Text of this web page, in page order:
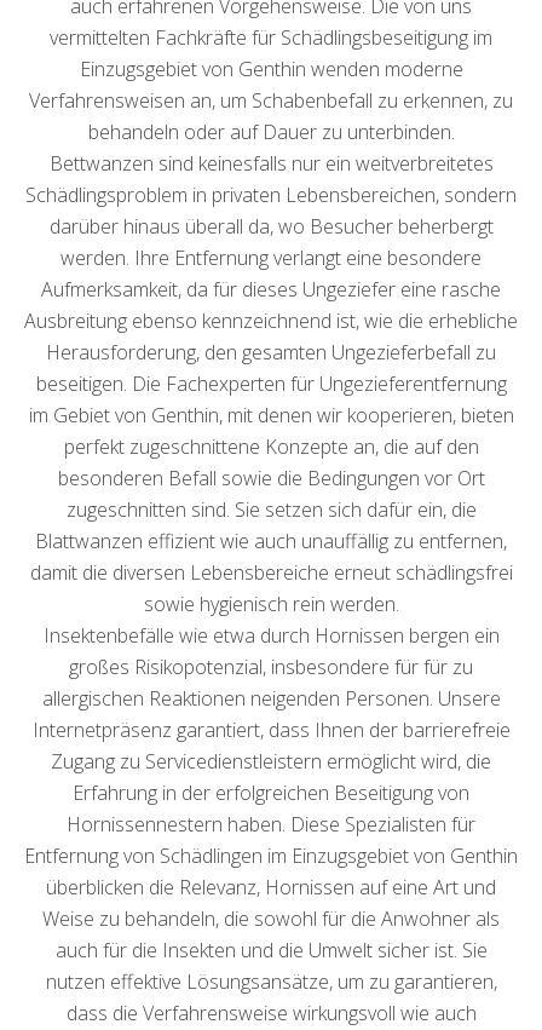
auch erfahrenen Vorgehensweise. Die von uns
vermittelten Fachkräfte für Schädlingsbeseitigung im
Einzugsgebiet von Genthin wenden moderne
Verfahrensweisen an, um Schabenbefall zu erkennen, zu
behandeln oder auf Dauer zu unterbinden.
Bettwanzen sind keinesfalls nur ein weitverbreitetes
Schädlingsproblem in privaten Lebensbereichen, sondern
darüber hinaus überall da, wo Besucher beherbergt
werden. Ihre Entfernung verlangt eine besondere
Aufmerksamkeit, da für dieses Ungeziefer eine rasche
Ausbreitung ebenso kennzeichnend ist, wie die erhebliche
Herausforderung, den gesamten Ungezieferbefall zu
beseitigen. Die Fachexperten für Ungezieferentfernung
im Gebiet von Genthin, mit denen wir kooperieren, bieten
perfekt zugeschnittene Konzepte an, die auf den
besonderen Befall sowie die Bedingungen vor Ort
zugeschnitten sind. Sie setzen sich dafür ein, die
Blattwanzen effizient wie auch unauffällig zu entfernen,
damit die diversen Lebensbereiche erneut schädlingsfrei
sowie hygienisch rein werden.
Insektenbefälle wie etwa durch Hornissen bergen ein
großes Risikopotenzial, insbesondere für für zu
allergischen Reaktionen neigenden Personen. Unsere
Internetpräsenz garantiert, dass Ihnen der barrierefreie
Zugang zu Servicedienstleistern ermöglicht wird, die
Erfahrung in der erfolgreichen Beseitigung von
Hornissennestern haben. Diese Spezialisten für
Entfernung von Schädlingen im Einzugsgebiet von Genthin
überblicken die Relevanz, Hornissen auf eine Art und
Weise zu behandeln, die sowohl für die Anwohner als
auch für die Insekten und die Umwelt sicher ist. Sie
nutzen effektive Lösungsansätze, um zu garantieren,
dass die Verfahrensweise wirkungsvoll wie auch